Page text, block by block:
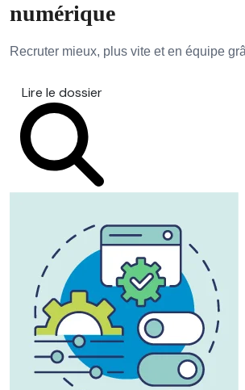
numérique
Recruter mieux, plus vite et en équipe
Lire le dossier